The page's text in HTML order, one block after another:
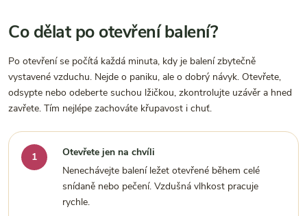
Co dělat po otevření balení?
Po otevření se počítá každá minuta, kdy je balení zbytečně
vystavené vzduchu. Nejde o paniku, ale o dobrý návyk. Otevřete,
odsypte nebo odeberte suchou lžičkou, zkontrolujte uzávěr a hned
zavřete. Tím nejlépe zachováte křupavost i chuť.
Otevřete jen na chvíli
Nenechávejte balení ležet otevřené během celé
snídaně nebo pečení. Vzdušná vlhkost pracuje
rychle.